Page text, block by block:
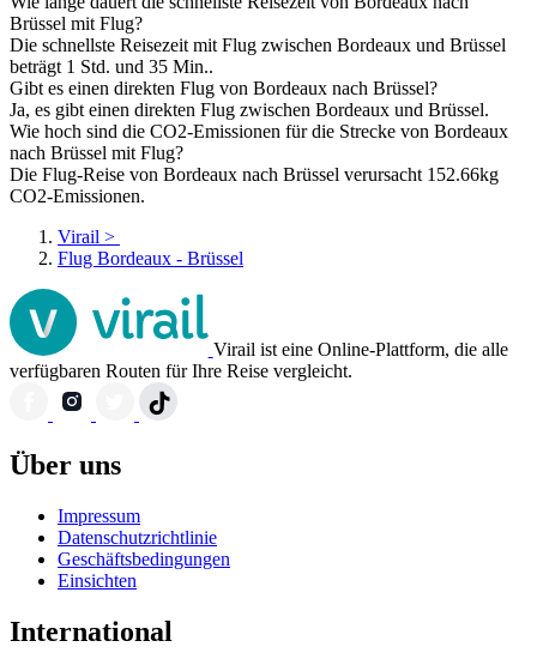
Brüssel mit Flug?
Die schnellste Reisezeit mit Flug zwischen Bordeaux und Brüssel
beträgt 1 Std. und 35 Min..
Gibt es einen direkten Flug von Bordeaux nach Brüssel?
Ja, es gibt einen direkten Flug zwischen Bordeaux und Brüssel.
Wie hoch sind die CO2-Emissionen für die Strecke von Bordeaux
nach Brüssel mit Flug?
Die Flug-Reise von Bordeaux nach Brüssel verursacht 152.66kg
CO2-Emissionen.
Virail >
Flug Bordeaux - Brüssel
Virail ist eine Online-Plattform, die alle
verfügbaren Routen für Ihre Reise vergleicht.
Über uns
Impressum
Datenschutzrichtlinie
Geschäftsbedingungen
Einsichten
International